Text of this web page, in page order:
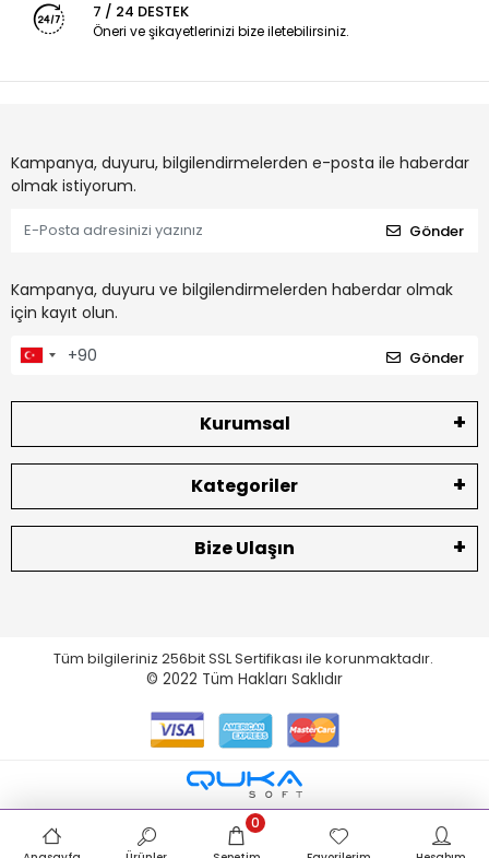
7 / 24 DESTEK
Öneri ve şikayetlerinizi bize iletebilirsiniz.
Kampanya, duyuru, bilgilendirmelerden e-posta ile haberdar
olmak istiyorum.
Gönder
Kampanya, duyuru ve bilgilendirmelerden haberdar olmak
için kayıt olun.
Gönder
Kurumsal
Kategoriler
Bize Ulaşın
Tüm bilgileriniz 256bit SSL Sertifikası ile korunmaktadır.
© 2022 Tüm Hakları Saklıdır
0